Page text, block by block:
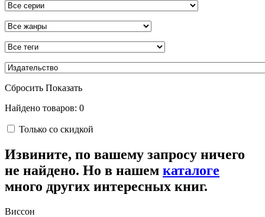
Сбросить Показать
Найдено товаров: 0
Только со скидкой
Извините, по вашему запросу ничего
не найдено. Но в нашем каталоге
много других интересных книг.
Виссон